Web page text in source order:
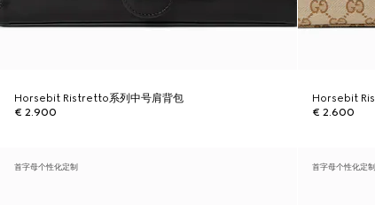
Horsebit Ristretto系列中号肩背包
€ 2.900
Horsebit
€ 2.600
首字母个性化定制 首字母个性化定制